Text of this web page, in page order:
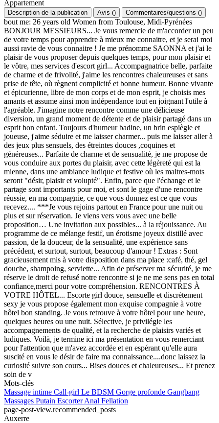
Appartement
Description de la publication Avis () Commentaires/questions ()
bout me: 26 years old Women from Toulouse, Midi-Pyrénées
BONJOUR MESSIEURS... Je vous remercie de m'accorder un peu
de votre temps pour apprendre à mieux me connaitre, et je serai moi
aussi ravie de vous connaitre ! Je me prénomme SAONNA et j'ai le
plaisir de vous proposer depuis quelques temps, pour mon plaisir et
le vôtre, mes services d'escort girl... Accompagnatrice belle, parfaite
de charme et de frivolité, j'aime les rencontres chaleureuses et sans
prise de tête, où règnent complicité et bonne humeur. Bonne vivante
et épicurienne, libre de mon corps et de mon esprit, je choisis mes
amants et assume ainsi mon indépendance tout en joignant l'utile à
l'agréable. J'imagine notre rencontre comme une délicieuse
diversion, un grand moment de détente et de plaisir partagé dans un
esprit bon enfant. Toujours d'humeur badine, un brin espiègle et
joueuse, j'aime séduire et me laisser charmer... puis me laisser aller à
des jeux plus sensuels, des étreintes douces ,coquines et
généreuses... Parfaite de charme et de sensualité, je me propose de
vous conduire aux portes du plaisir, avec cette légèreté qui est la
mienne, dans une ambiance ludique et festive où les maitres-mots
seront "désir, plaisir et volupté". Enfin, parce que l'échange et le
partage sont importants pour moi, et sont le gage d'une rencontre
réussie, en ma compagnie, ce que vous donnez est ce que vous
recevez.... ***Je vous rejoins partout en France pour une nuit ou
plus et sur réservation. Je viens vers vous avec une belle
proposition… Une invitation aux possibles... à la réjouissance. Au
programme de ce mélange festif, un érotisme joyeux distillé avec
passion, de la douceur, de la sensualité, une expérience sans
précédent, et surtout, surtout, beaucoup d'amour ! Extras : Sont
gracieusement mis à votre disposition dans ma place :café, thé, gel
douche, shampoing, serviette... Afin de préserver ma sécurité, je me
réserve le droit de refusé notre rencontre si je ne me sens pas en total
confiance,merci pour votre compréhension. RENCONTRES À
VOTRE HÔTEL... Escorte girl douce, sensuelle et discrètement
sexy je vous propose également mon exquise compagnie à votre
hôtel bon standing. Je vous retrouve à votre hôtel pour une heure,
quelques heures ou une nuit. Sélective, je privilégie les
accompagnements de qualité, et la recherche de plaisirs variés et
ludiques. Voilà, je termine ici ma présentation en vous remerciant
pour l'attention que m'avez accordée et en espérant qu'elle aura
suscité en vous le désir de faire ma connaissance....donc laissez la
curiosité suivre son cours... Bises douces et chaleureuses... Et prenez
soin de v
Mots-clés
Massage intime Call-girl Le BDSM Gorge profonde Gangbang
Massages Putain EscorterAnal Fellation
page-post-view.recommended_posts
Auxerre